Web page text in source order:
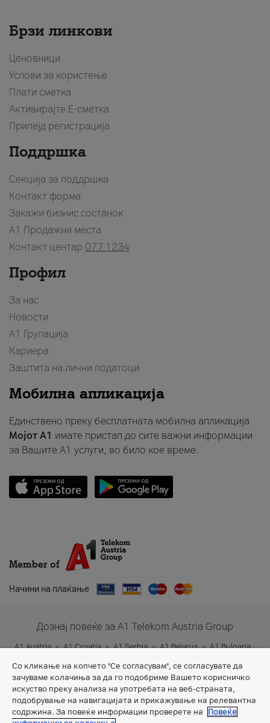
Брзи линкови
Ценовници
Услови за користење
Плати сметка
Активирајте Е-сметка
Припејд регистрација
Поддршка
Секција за поддршка
Контакт форма
Закажи бизнис состанок
A1 Продажни места
Контакт центар 077 1234
Профил
За нас
Новости
А1 Групација
Кариера
Заштита на лични податоци
Мобилна апликација
Единствено преку бесплатната мобилна апликација
Мојот A1 имате пристап до сите важни информации
за Вашите A1 услуги, во било кое време.
Member of
Начини на плаќање
Дознај повеќе за A1 Telekom Austria Group
A1 Austria A1 Croatia A1 Serbia A1 Belarus
A1 Bulgaria
Со кликање на копчето "Се согласувам", се согласувате да
зачуваме колачиња за да го подобриме Вашето корисничко
искуство преку анализа на употребата на веб-страната,
подобрување на навигацијата и прикажување на релевантна
содржина. За повеќе информации проверете на
Повеќе